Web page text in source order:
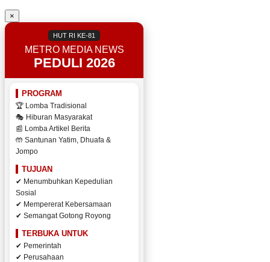
×
HUT RI KE-81
METRO MEDIA NEWS
PEDULI 2026
PROGRAM
🏆 Lomba Tradisional
🎭 Hiburan Masyarakat
📰 Lomba Artikel Berita
🤲 Santunan Yatim, Dhuafa &
Jompo
TUJUAN
✔ Menumbuhkan Kepedulian
Sosial
✔ Mempererat Kebersamaan
✔ Semangat Gotong Royong
TERBUKA UNTUK
✔ Pemerintah
✔ Perusahaan